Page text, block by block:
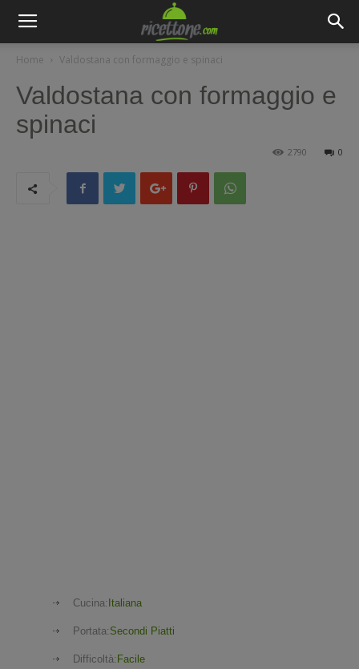
Home Valdostana con formaggio e spinaci
Valdostana con formaggio e
spinaci
0
2790
Cucina: Italiana
Portata: Secondi Piatti
Difficoltà: Facile